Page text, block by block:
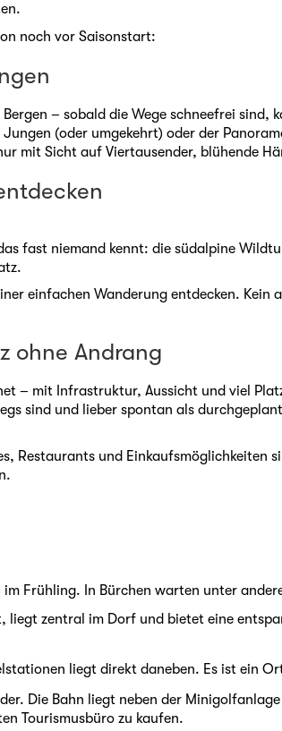
noch vor Saisonstart:
– sobald die Wege schneefrei sind,
(oder umgekehrt) oder der
mit Sicht auf Viertausender, blühende
fast niemand kennt: die südalpine
einfachen Wanderung entdecken.
ohne Andrang
– mit Infrastruktur, Aussicht und viel
sind und lieber spontan als
Restaurants und Einkaufsmöglichkeiten
Frühling. In Bürchen warten unter
liegt zentral im Dorf und bietet eine
liegt direkt daneben. Es ist ein
Die Bahn liegt neben der
Tourismusbüro zu kaufen.